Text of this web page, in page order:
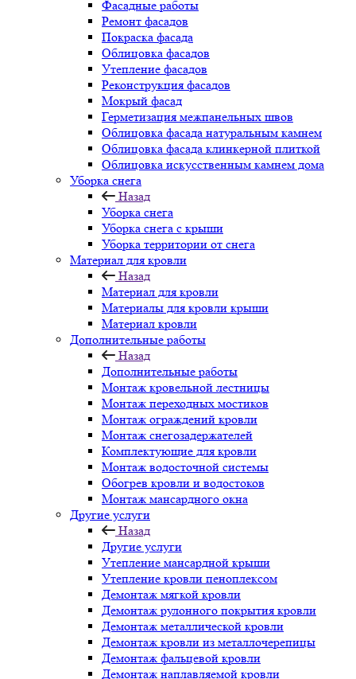
Фасадные работы
Ремонт фасадов
Покраска фасада
Облицовка фасадов
Утепление фасадов
Реконструкция фасадов
Мокрый фасад
Герметизация межпанельных швов
Облицовка фасада натуральным камнем
Облицовка фасада клинкерной плиткой
Облицовка искусственным камнем дома
Уборка снега
Назад
Уборка снега
Уборка снега с крыши
Уборка территории от снега
Материал для кровли
Назад
Материал для кровли
Материалы для кровли крыши
Материал кровли
Дополнительные работы
Назад
Дополнительные работы
Монтаж кровельной лестницы
Монтаж переходных мостиков
Монтаж ограждений кровли
Монтаж снегозадержателей
Комплектующие для кровли
Монтаж водосточной системы
Обогрев кровли и водостоков
Монтаж мансардного окна
Другие услуги
Назад
Другие услуги
Утепление мансардной крыши
Утепление кровли пеноплексом
Демонтаж мягкой кровли
Демонтаж рулонного покрытия кровли
Демонтаж металлической кровли
Демонтаж кровли из металлочерепицы
Демонтаж фальцевой кровли
Демонтаж наплавляемой кровли